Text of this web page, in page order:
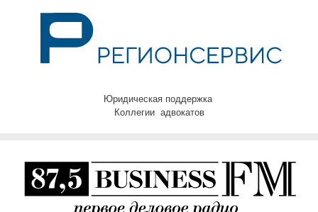
Юридическая поддержка
Коллегии адвокатов